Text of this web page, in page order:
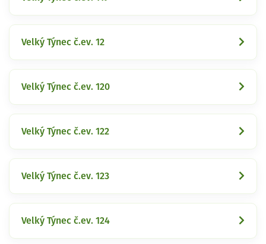
Velký Týnec č.ev. 12
Velký Týnec č.ev. 120
Velký Týnec č.ev. 122
Velký Týnec č.ev. 123
Velký Týnec č.ev. 124